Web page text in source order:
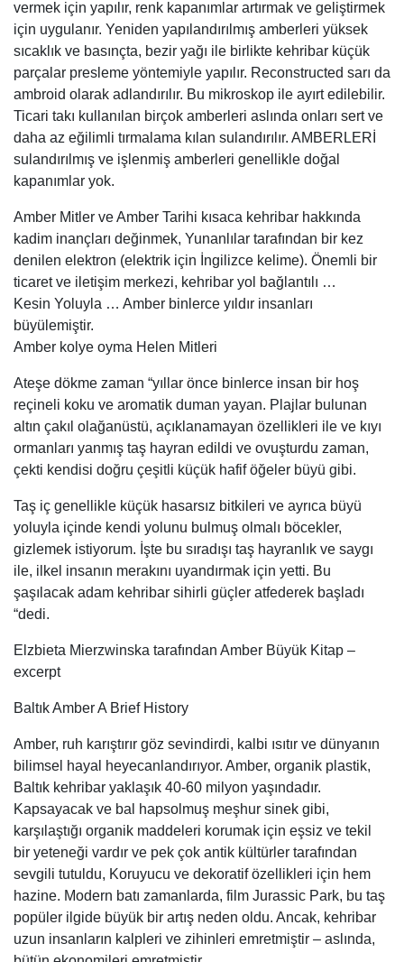
vermek için yapılır, renk kapanımlar artırmak ve geliştirmek
için uygulanır. Yeniden yapılandırılmış amberleri yüksek
sıcaklık ve basınçta, bezir yağı ile birlikte kehribar küçük
parçalar presleme yöntemiyle yapılır. Reconstructed sarı da
ambroid olarak adlandırılır. Bu mikroskop ile ayırt edilebilir.
Ticari takı kullanılan birçok amberleri aslında onları sert ve
daha az eğilimli tırmalama kılan sulandırılır. AMBERLERİ
sulandırılmış ve işlenmiş amberleri genellikle doğal
kapanımlar yok.
Amber Mitler ve Amber Tarihi kısaca kehribar hakkında
kadim inançları değinmek, Yunanlılar tarafından bir kez
denilen elektron (elektrik için İngilizce kelime). Önemli bir
ticaret ve iletişim merkezi, kehribar yol bağlantılı …
Kesin Yoluyla … Amber binlerce yıldır insanları
büyülemiştir.
Amber kolye oyma Helen Mitleri
Ateşe dökme zaman “yıllar önce binlerce insan bir hoş
reçineli koku ve aromatik duman yayan. Plajlar bulunan
altın çakıl olağanüstü, açıklanamayan özellikleri ile ve kıyı
ormanları yanmış taş hayran edildi ve ovuşturdu zaman,
çekti kendisi doğru çeşitli küçük hafif öğeler büyü gibi.
Taş iç genellikle küçük hasarsız bitkileri ve ayrıca büyü
yoluyla içinde kendi yolunu bulmuş olmalı böcekler,
gizlemek istiyorum. İşte bu sıradışı taş hayranlık ve saygı
ile, ilkel insanın merakını uyandırmak için yetti. Bu
şaşılacak adam kehribar sihirli güçler atfederek başladı
“dedi.
Elzbieta Mierzwinska tarafından Amber Büyük Kitap –
excerpt
Baltık Amber A Brief History
Amber, ruh karıştırır göz sevindirdi, kalbi ısıtır ve dünyanın
bilimsel hayal heyecanlandırıyor. Amber, organik plastik,
Baltık kehribar yaklaşık 40-60 milyon yaşındadır.
Kapsayacak ve bal hapsolmuş meşhur sinek gibi,
karşılaştığı organik maddeleri korumak için eşsiz ve tekil
bir yeteneği vardır ve pek çok antik kültürler tarafından
sevgili tutuldu, Koruyucu ve dekoratif özellikleri için hem
hazine. Modern batı zamanlarda, film Jurassic Park, bu taş
popüler ilgide büyük bir artış neden oldu. Ancak, kehribar
uzun insanların kalpleri ve zihinleri emretmiştir – aslında,